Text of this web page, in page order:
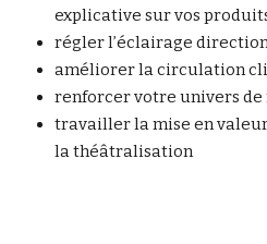
explicative sur vos
régler l’éclairage
améliorer la circulation
renforcer votre univers de
travailler la mise en
la théâtralisation